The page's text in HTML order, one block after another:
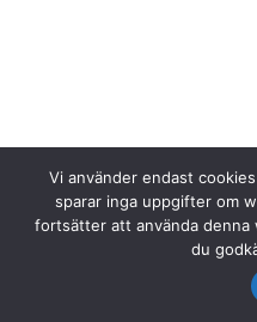
Vi använder endast
sparar inga uppgifter om
fortsätter att använda
du